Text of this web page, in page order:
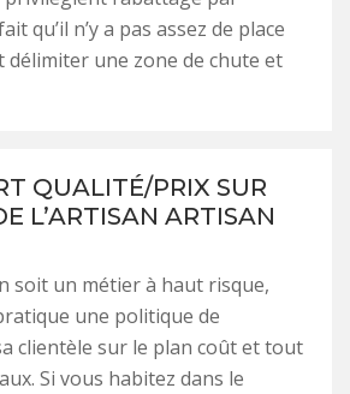
qu’il n’y a pas assez de place
une zone de chute et
QUALITÉ/PRIX SUR
L’ARTISAN ARTISAN
soit un métier à haut risque,
une politique de
clientèle sur le plan coût et tout
Si vous habitez dans le